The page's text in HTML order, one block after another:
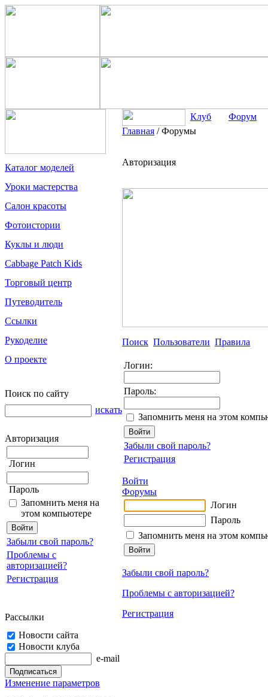
Каталог моделей
Уроки мастерства
Салон красоты
Фотоистории
Куклы и люди
Cabbage Patch Kids
Торговый центр
Путеводитель
Ссылки
Рукоделие
О проекте
Поиск по сайту
искать
Авторизация
Логин
Пароль
Запомнить меня на
этом компьютере
Забыли свой пароль?
Проблемы с
авторизацией?
Регистрация
Рассылки
Новости сайта
Новости клуба
e-mail
Изменение параметров
Клуб
Форум
Главная /Форумы
Авторизация
Поиск Пользователи Правила
Логин:
Пароль:
Запомнить меня на этом
Забыли свой пароль?
Регистрация
Войти
Форумы
Логин
Пароль
Запомнить меня на этом
Забыли свой пароль?
Проблемы с авторизацией?
Регистрация